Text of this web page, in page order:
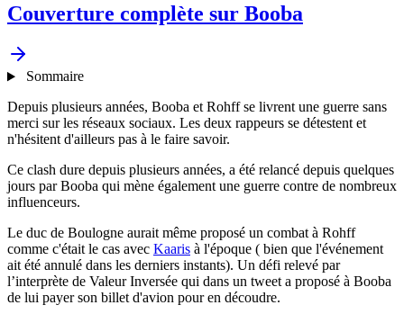
Couverture complète sur Booba
Sommaire
Depuis plusieurs années, Booba et Rohff se livrent une guerre sans
merci sur les réseaux sociaux. Les deux rappeurs se détestent et
n'hésitent d'ailleurs pas à le faire savoir.
Ce clash dure depuis plusieurs années, a été relancé depuis quelques
jours par Booba qui mène également une guerre contre de nombreux
influenceurs.
Le duc de Boulogne aurait même proposé un combat à Rohff
comme c'était le cas avec Kaaris à l'époque ( bien que l'événement
ait été annulé dans les derniers instants). Un défi relevé par
l’interprète de Valeur Inversée qui dans un tweet a proposé à Booba
de lui payer son billet d'avion pour en découdre.